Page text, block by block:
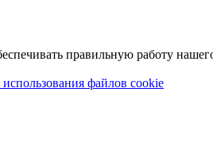
правильную работу
файлов cookie